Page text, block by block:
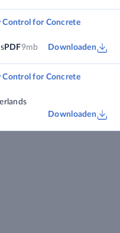
Control for Concrete
PDF9mb Downloaden
Control for Concrete
Downloaden